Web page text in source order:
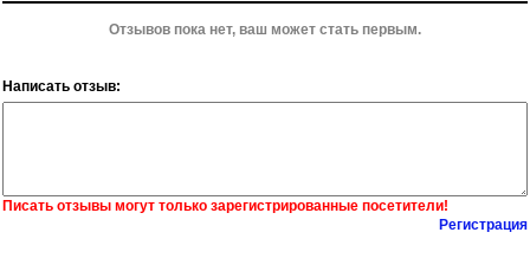
Отзывов пока нет, ваш может стать первым.
Написать отзыв:
Писать отзывы могут только зарегистрированные посетители!
Регистрация